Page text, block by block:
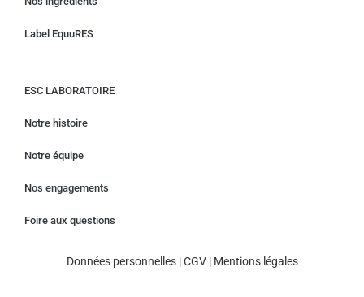
Label EquuRES
ESC LABORATOIRE
Notre histoire
Notre équipe
Nos engagements
Foire aux questions
Données personnelles|CGV| Mentions légales